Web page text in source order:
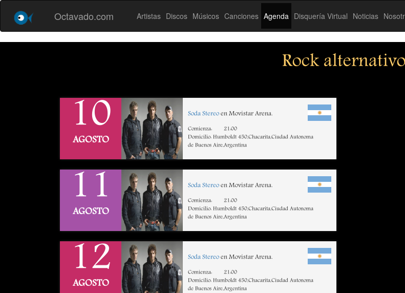
Octavado.com Artistas Discos Músicos Canciones Agenda Disquería Virtual Noticias
Rock alternativo
10
AGOSTO
Soda Stereoen Movistar Arena.
Comienza:
21:00
Domicilio: Humboldt 450,Chacarita,Ciudad Autonoma
de Buenos Aire,Argentina
11
AGOSTO
Soda Stereoen Movistar Arena.
Comienza:
21:00
Domicilio: Humboldt 450,Chacarita,Ciudad Autonoma
de Buenos Aire,Argentina
12
AGOSTO
Soda Stereoen Movistar Arena.
Comienza:
21:00
Domicilio: Humboldt 450,Chacarita,Ciudad Autonoma
de Buenos Aire,Argentina